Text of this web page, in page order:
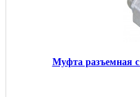
Муфта разъемная